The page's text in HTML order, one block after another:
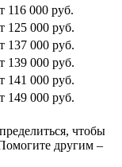
116 000 руб.
125 000 руб.
137 000 руб.
139 000 руб.
141 000 руб.
149 000 руб.
чтобы
другим –